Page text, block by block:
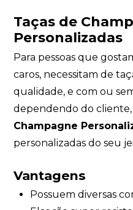
Taças de
Personalizadas
Para pessoas que
caros, necessitam de
qualidade, e com ou
dependendo do cliente,
Champagne
personalizadas do seu
Vantagens
Possuem diversas